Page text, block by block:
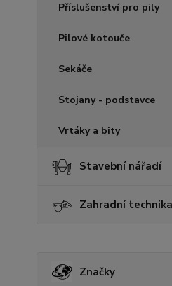
Příslušenství pro pily
Pilové kotouče
Sekáče
Stojany - podstavce
Vrtáky a bity
Stavební nářadí
Zahradní technika
Značky